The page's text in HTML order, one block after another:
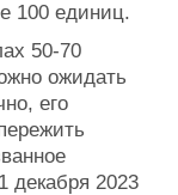
100 единиц.
50-70
ожидать
его
декабря 2023